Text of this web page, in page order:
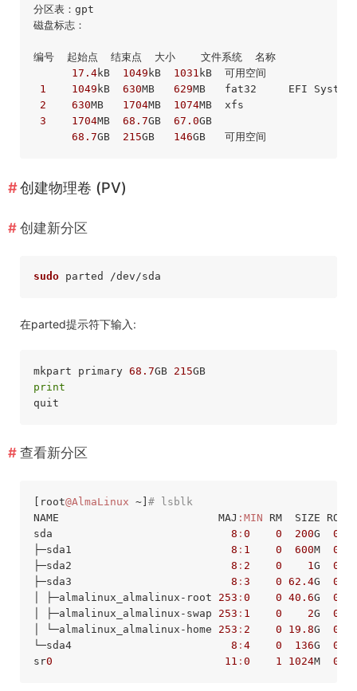
分区表：gpt
磁盘标志：
编号  起始点  结束点  大小    文件系统  名称
17.4kB 1049 kB 1031 kB  可用空间
1
1049 kB 630MB 629MB   fat32     EFI
2
630MB 1704MB 1074MB  xfs
3
1704MB 68.7GB 67.0GB
68.7GB 215GB 146
创建物理卷 (PV)
创建新分区
sudo
在parted提示符下输入:
mkpart primary 68.7GB 215
GB
print
查看新分区
[root@AlmaLinux ~] # lsblk
NAME
MAJ :MIN RM SIZE RO
sda 8 : 0 0 200G 0
├─sda1 8 : 1 0 600M 0
├─sda2 8 : 2 0 1G 0
├─sda3 8 : 3 0 62.4G 0
│ ├─almalinux_almalinux-root 253 : 0 0 40.6G 0
│ ├─almalinux_almalinux-swap 253 : 1 0 2G 0
│ └─almalinux_almalinux-home 253 : 2 0 19.8G 0
└─sda4 8 : 4 0 136G 0
sr0 11 : 0 1 1024M 0